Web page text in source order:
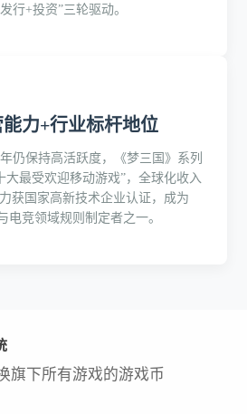
行+投资”三轮驱动。
力+行业标杆地位
仍保持高活跃度，《梦三国》系列
大最受欢迎移动游戏”，全球化收入
获国家高新技术企业认证，成为
电竞领域规则制定者之一。
旗下所有游戏的游戏币